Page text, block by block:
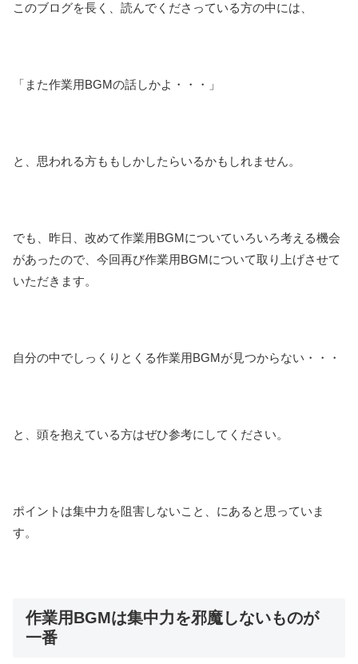
このブログを長く、読んでくださっている方の中には、
「また作業用BGMの話しかよ・・・」
と、思われる方ももしかしたらいるかもしれません。
でも、昨日、改めて作業用BGMについていろいろ考える機会
があったので、今回再び作業用BGMについて取り上げさせて
いただきます。
自分の中でしっくりとくる作業用BGMが見つからない・・・
と、頭を抱えている方はぜひ参考にしてください。
ポイントは集中力を阻害しないこと、にあると思っていま
す。
作業用BGMは集中力を邪魔しないものが
一番